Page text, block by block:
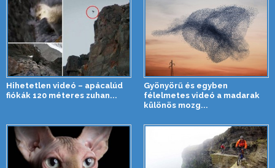
Hihetetlen videó – apácalúd
fiókák 120 méteres zuhan...
Gyönyörű és egyben
félelmetes videó a madarak
különös mozg...